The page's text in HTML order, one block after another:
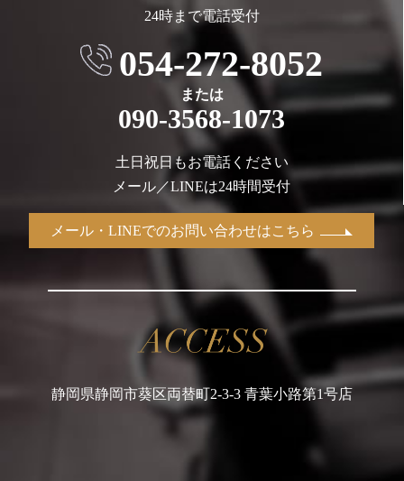
24時まで電話受付
054-272-8052
または
090-3568-1073
土日祝日もお電話ください
メール／LINEは24時間受付
メール・LINEでのお問い合わせはこちら
静岡県静岡市葵区両替町2-3-3 青葉小路第1号店